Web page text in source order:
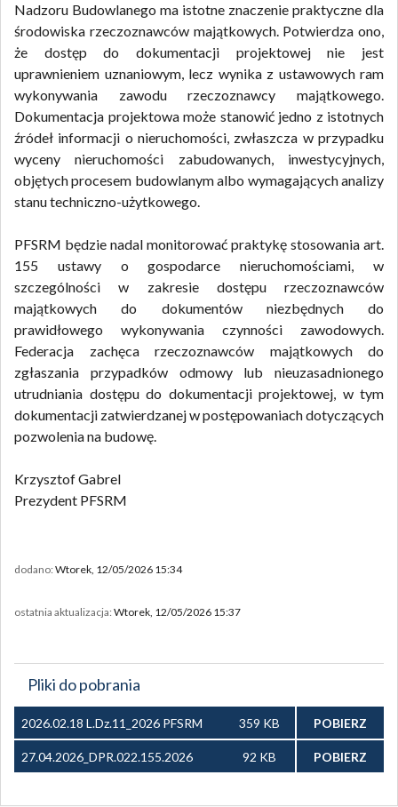
Nadzoru Budowlanego ma istotne znaczenie praktyczne dla
środowiska rzeczoznawców majątkowych. Potwierdza ono,
że dostęp do dokumentacji projektowej nie jest
uprawnieniem uznaniowym, lecz wynika z ustawowych ram
wykonywania zawodu rzeczoznawcy majątkowego.
Dokumentacja projektowa może stanowić jedno z istotnych
źródeł informacji o nieruchomości, zwłaszcza w przypadku
wyceny nieruchomości zabudowanych, inwestycyjnych,
objętych procesem budowlanym albo wymagających analizy
stanu techniczno-użytkowego.
PFSRM będzie nadal monitorować praktykę stosowania art.
155 ustawy o gospodarce nieruchomościami, w
szczególności w zakresie dostępu rzeczoznawców
majątkowych do dokumentów niezbędnych do
prawidłowego wykonywania czynności zawodowych.
Federacja zachęca rzeczoznawców majątkowych do
zgłaszania przypadków odmowy lub nieuzasadnionego
utrudniania dostępu do dokumentacji projektowej, w tym
dokumentacji zatwierdzanej w postępowaniach dotyczących
pozwolenia na budowę.
Krzysztof Gabrel
Prezydent PFSRM
dodano: Wtorek, 12/05/2026 15:34
ostatnia aktualizacja: Wtorek, 12/05/2026 15:37
Pliki do pobrania
2026.02.18 L.Dz.11_2026 PFSRM
do GINB_art 155 UGN.pdf
359 KB POBIERZ
27.04.2026_DPR.022.155.2026
GINB do PFSRM.pdf
92 KB POBIERZ